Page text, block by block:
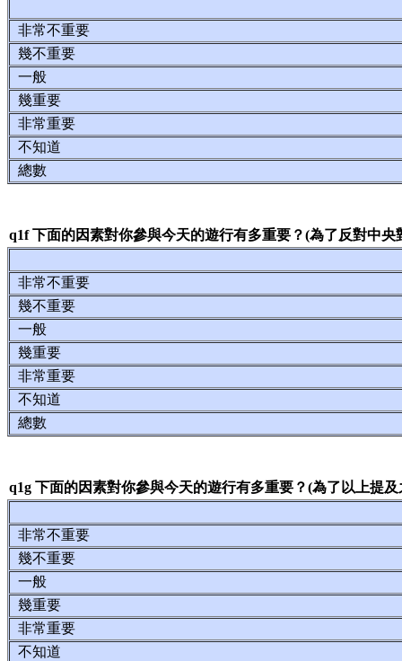
非常不重要
幾不重要
一般
幾重要
非常重要
不知道
總數
q1f 下面的因素對你參與今天的遊行有多重要？(為了反對中央
非常不重要
幾不重要
一般
幾重要
非常重要
不知道
總數
q1g 下面的因素對你參與今天的遊行有多重要？(為了以上提
非常不重要
幾不重要
一般
幾重要
非常重要
不知道